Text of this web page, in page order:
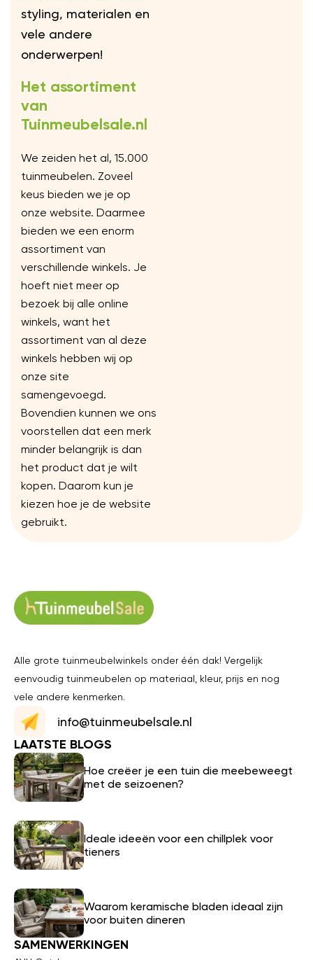
styling, materialen en
vele andere
onderwerpen!
Het assortiment
van
Tuinmeubelsale.nl
We zeiden het al, 15.000
tuinmeubelen. Zoveel
keus bieden we je op
onze website. Daarmee
bieden we een enorm
assortiment van
verschillende winkels. Je
hoeft niet meer op
bezoek bij alle online
winkels, want het
assortiment van al deze
winkels hebben wij op
onze site
samengevoegd.
Bovendien kunnen we ons
voorstellen dat een merk
minder belangrijk is dan
het product dat je wilt
kopen. Daarom kun je
kiezen hoe je de website
gebruikt.
Alle grote tuinmeubelwinkels onder één dak! Vergelijk
eenvoudig tuinmeubelen op materiaal, kleur, prijs en nog
vele andere kenmerken.
info@tuinmeubelsale.nl
LAATSTE BLOGS
Hoe creëer je een tuin die meebeweegt
met de seizoenen?
Ideale ideeën voor een chillplek voor
tieners
Waarom keramische bladen ideaal zijn
voor buiten dineren
SAMENWERKINGEN